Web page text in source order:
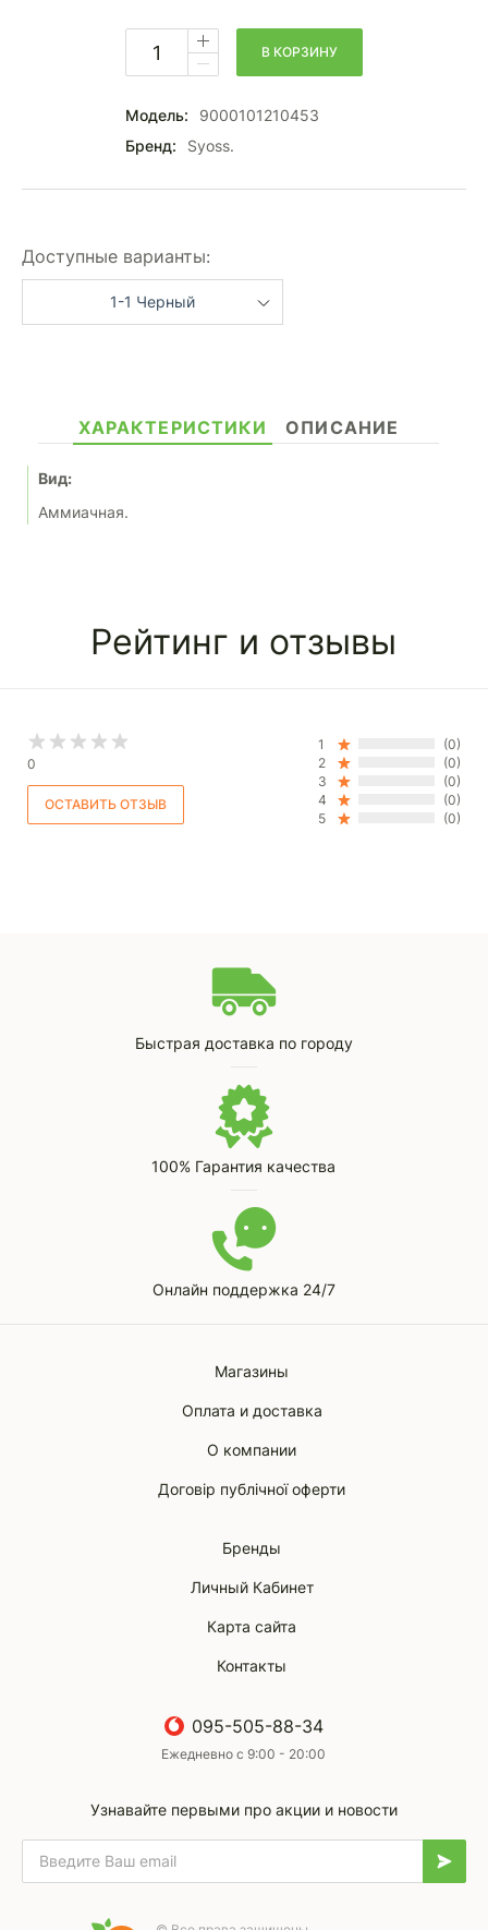
В КОРЗИНУ
Модель:
9000101210453
Бренд:
Syoss.
Доступные варианты:
1-1 Черный
ХАРАКТЕРИСТИКИ ОПИСАНИЕ
Вид:
Аммиачная.
Рейтинг и отзывы
0
1
(0)
2
(0)
3
(0)
4
(0)
5
(0)
Быстрая доставка по городу
100% Гарантия качества
Онлайн поддержка 24/7
Магазины
Оплата и доставка
О компании
Договір публічної оферти
Бренды
Личный Кабинет
Карта сайта
Контакты
095-505-88-34
Ежедневно с 9:00 - 20:00
Узнавайте первыми про акции и новости